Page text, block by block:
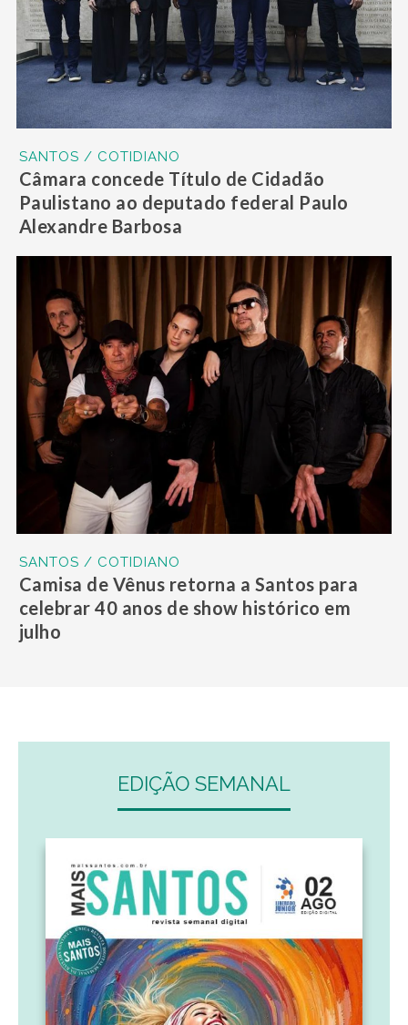
SANTOS / COTIDIANO
Câmara concede Título de Cidadão
Paulistano ao deputado federal Paulo
Alexandre Barbosa
SANTOS / COTIDIANO
Camisa de Vênus retorna a Santos para
celebrar 40 anos de show histórico em
julho
EDIÇÃO SEMANAL